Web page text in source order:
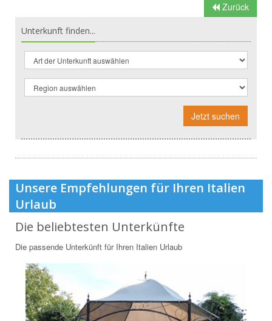
Zurück
Unterkunft finden...
Jetzt suchen
Unsere Empfehlungen für Ihren Italien
Urlaub
Die beliebtesten Unterkünfte
Die passende Unterkünft für Ihren Italien Urlaub